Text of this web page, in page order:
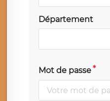
Département
Mot de passe